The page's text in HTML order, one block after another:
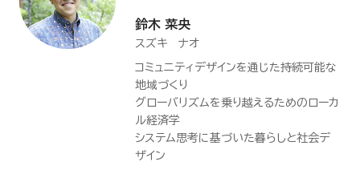
鈴木 菜央
スズキ ナオ
コミュニティデザインを通じた持続可能な
地域づくり
グローバリズムを乗り越えるためのローカ
ル経済学
システム思考に基づいた暮らしと社会デ
ザイン